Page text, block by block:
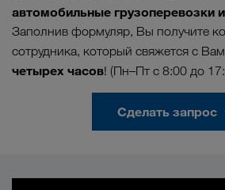
автомобильные грузоперевозки
Заполнив формуляр, Вы получите
сотрудника, который свяжется с
четырех часов! (Пн–Пт с 8:00 до
Сделать запрос